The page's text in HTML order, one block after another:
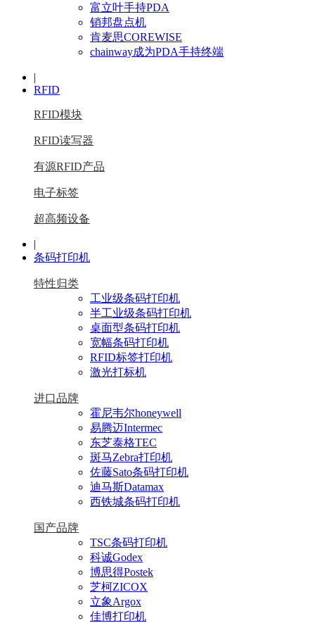
富立叶手持PDA
销邦盘点机
肯麦思COREWISE
chainway成为PDA手持终端
|
RFID
RFID模块
RFID读写器
有源RFID产品
电子标签
超高频设备
|
条码打印机
特性归类
工业级条码打印机
半工业级条码打印机
桌面型条码打印机
宽幅条码打印机
RFID标签打印机
激光打标机
进口品牌
霍尼韦尔honeywell
易腾迈Intermec
东芝泰格TEC
斑马Zebra打印机
佐藤Sato条码打印机
迪马斯Datamax
西铁城条码打印机
国产品牌
TSC条码打印机
科诚Godex
博思得Postek
芝柯ZICOX
立象Argox
佳博打印机